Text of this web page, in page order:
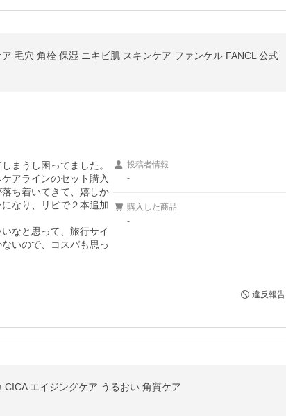
毛穴 角栓 保湿 ニキビ肌 スキンケア ファンケル FANCL 公式
まうし困ってました。
アラインのセット購入
ち着いてきて、嬉しか
なり、リピで２本追加
なと思って、旅行サイ
いので、コスパも思っ
投稿者情報
-
購入した商品
-
違反報告
エイジングケア うるおい 角質ケア